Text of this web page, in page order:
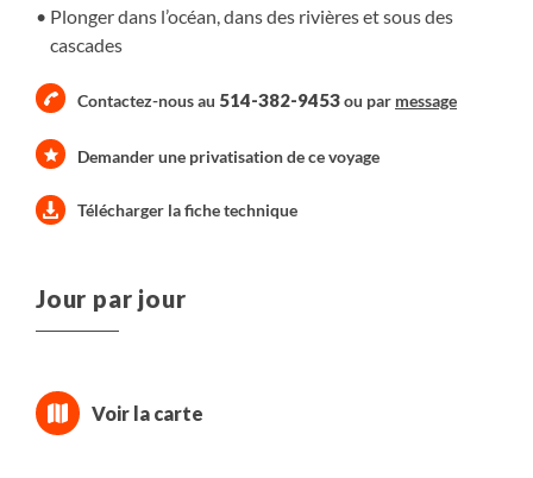
Plonger dans l’océan, dans des rivières et sous des
cascades
Contactez-nous au 514-382-9453ou par message
Demander une privatisation de ce voyage
Télécharger la fiche technique
Jour par jour